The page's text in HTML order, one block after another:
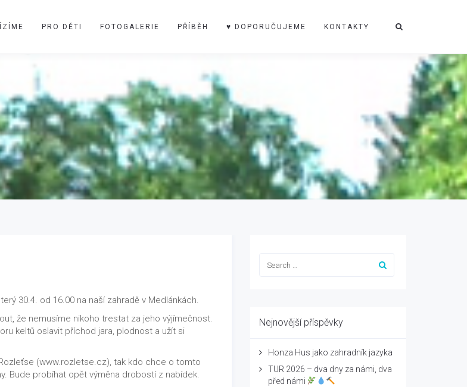
PRO DĚTI FOTOGALERIE PŘÍBĚH ♥ DOPORUČUJEME KONTAKTY
30.4. od 16.00 na naší zahradě v Medlánkách.
že nemusíme nikoho trestat za jeho výjímečnost.
keltů oslavit příchod jara, plodnost a užít si
(www.rozletse.cz), tak kdo chce o tomto
Bude probíhat opět výměna drobostí z nabídek.
Nejnovější příspěvky
Honza Hus jako zahradník jazyka
TUR 2026 – dva dny za námi, dva
před námi